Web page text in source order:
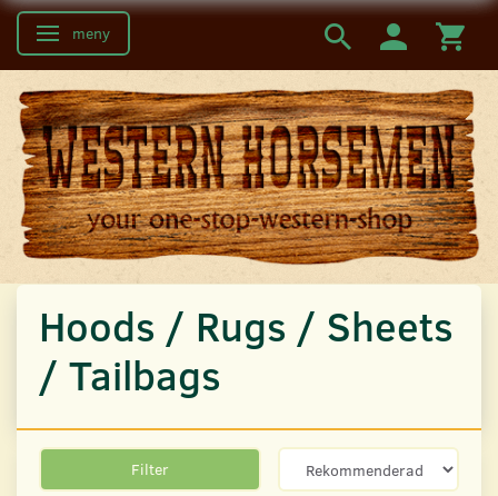
Ändra navigering
meny
Hoods / Rugs / Sheets
/ Tailbags
Filter